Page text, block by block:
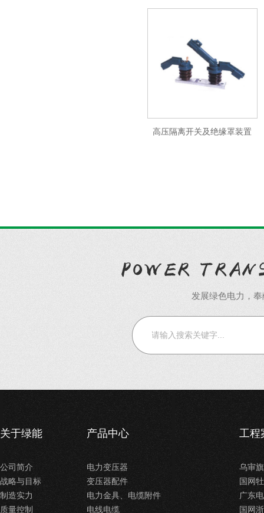
高压隔离开关及绝缘罩装置
发展绿色电力，
关于绿能
公司简介
战略与目标
制造实力
质量控制
产品中心
电力变压器
变压器配件
电力金具、电缆附件
电线电缆
工程
乌审
国网
广东
国网